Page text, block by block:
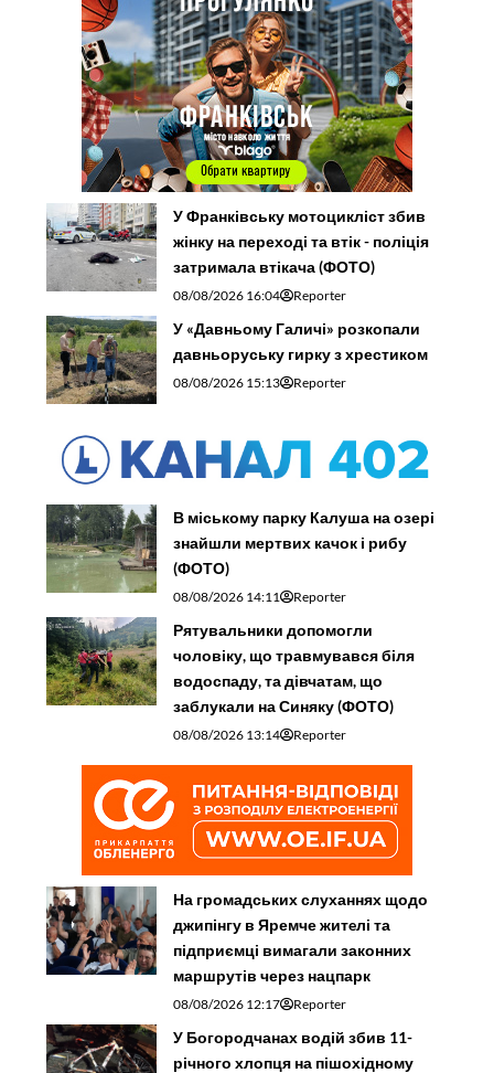
У Франківську мотоцикліст збив
жінку на переході та втік - поліція
затримала втікача (ФОТО)
08/08/2026 16:04 Reporter
У «Давньому Галичі» розкопали
давньоруську гирку з хрестиком
08/08/2026 15:13 Reporter
В міському парку Калуша на озері
знайшли мертвих качок і рибу
(ФОТО)
08/08/2026 14:11 Reporter
Рятувальники допомогли
чоловіку, що травмувався біля
водоспаду, та дівчатам, що
заблукали на Синяку (ФОТО)
08/08/2026 13:14 Reporter
На громадських слуханнях щодо
джипінгу в Яремче житeлі та
підприємці вимагали законних
маршрутів через нацпарк
08/08/2026 12:17 Reporter
У Богородчанах водій збив 11-
річного хлопця на пішохідному